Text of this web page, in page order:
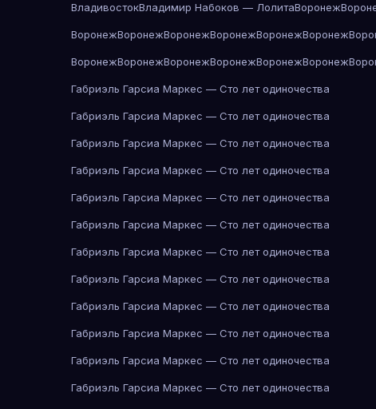
ВладивостокВладимир Набоков — ЛолитаВоронеж
ВоронежВоронежВоронежВоронежВоронежВоронеж
ВоронежВоронежВоронежВоронежВоронежВоронеж
Габриэль Гарсиа Маркес — Сто лет одиночества
Габриэль Гарсиа Маркес — Сто лет одиночества
Габриэль Гарсиа Маркес — Сто лет одиночества
Габриэль Гарсиа Маркес — Сто лет одиночества
Габриэль Гарсиа Маркес — Сто лет одиночества
Габриэль Гарсиа Маркес — Сто лет одиночества
Габриэль Гарсиа Маркес — Сто лет одиночества
Габриэль Гарсиа Маркес — Сто лет одиночества
Габриэль Гарсиа Маркес — Сто лет одиночества
Габриэль Гарсиа Маркес — Сто лет одиночества
Габриэль Гарсиа Маркес — Сто лет одиночества
Габриэль Гарсиа Маркес — Сто лет одиночества